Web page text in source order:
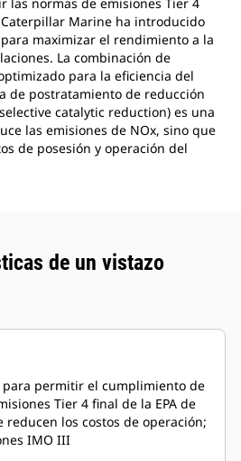
las normas de emisiones Tier 4
Marine ha introducido
maximizar el rendimiento a la
La combinación de
para la eficiencia del
de postratamiento de reducción
catalytic reduction) es una
las emisiones de NOx, sino que
de posesión y operación del
de un vistazo
para permitir el cumplimiento de
Tier 4 final de la EPA de
reducen los costos de operación;
IMO III